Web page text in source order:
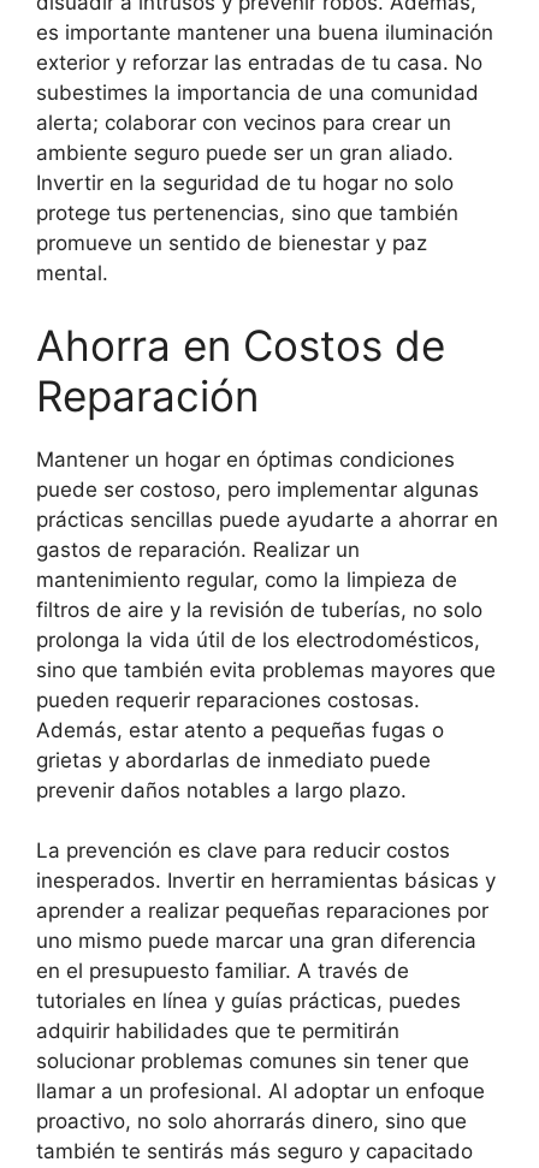
es importante mantener una buena iluminación
exterior y reforzar las entradas de tu casa. No
subestimes la importancia de una comunidad
alerta; colaborar con vecinos para crear un
ambiente seguro puede ser un gran aliado.
Invertir en la seguridad de tu hogar no solo
protege tus pertenencias, sino que también
promueve un sentido de bienestar y paz
mental.
Ahorra en Costos de
Reparación
Mantener un hogar en óptimas condiciones
puede ser costoso, pero implementar algunas
prácticas sencillas puede ayudarte a ahorrar en
gastos de reparación. Realizar un
mantenimiento regular, como la limpieza de
filtros de aire y la revisión de tuberías, no solo
prolonga la vida útil de los electrodomésticos,
sino que también evita problemas mayores que
pueden requerir reparaciones costosas.
Además, estar atento a pequeñas fugas o
grietas y abordarlas de inmediato puede
prevenir daños notables a largo plazo.
La prevención es clave para reducir costos
inesperados. Invertir en herramientas básicas y
aprender a realizar pequeñas reparaciones por
uno mismo puede marcar una gran diferencia
en el presupuesto familiar. A través de
tutoriales en línea y guías prácticas, puedes
adquirir habilidades que te permitirán
solucionar problemas comunes sin tener que
llamar a un profesional. Al adoptar un enfoque
proactivo, no solo ahorrarás dinero, sino que
también te sentirás más seguro y capacitado